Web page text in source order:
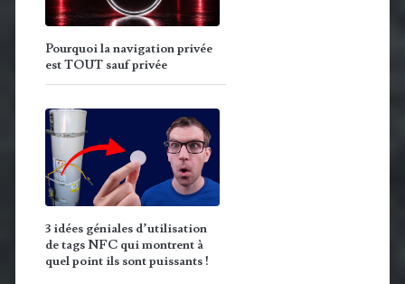
Pourquoi la navigation privée
est TOUT sauf privée
3 idées géniales d’utilisation
de tags NFC qui montrent à
quel point ils sont puissants !